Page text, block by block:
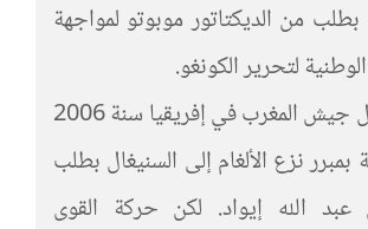
1977، بطلب من الديكتاتور موبوتو لمواجهة
لتحرير الكونغو.
تواصل تدخل جيش المغرب في إفريقيا سنة 2006
بمبرر نزع الألغام إلى السنيغال بطلب
الله إيواد. لكن حركة القوى